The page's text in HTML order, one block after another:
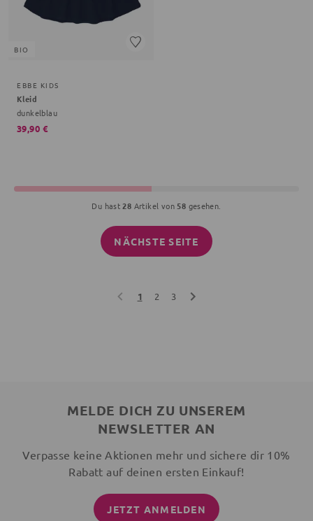
BIO
EBBE KIDS
Kleid
dunkelblau
39,90 €
Du hast 28 Artikel von 58 gesehen.
NÄCHSTE SEITE
1 2 3
MELDE DICH ZU UNSEREM
NEWSLETTER AN
Verpasse keine Aktionen mehr und sichere dir 10%
Rabatt auf deinen ersten Einkauf!
JETZT ANMELDEN